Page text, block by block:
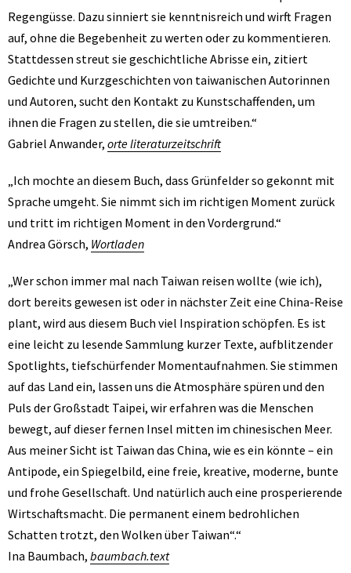
Regengüsse. Dazu sinniert sie kenntnisreich und wirft Fragen
auf, ohne die Begebenheit zu werten oder zu kommentieren.
Stattdessen streut sie geschichtliche Abrisse ein, zitiert
Gedichte und Kurzgeschichten von taiwanischen Autorinnen
und Autoren, sucht den Kontakt zu Kunstschaffenden, um
ihnen die Fragen zu stellen, die sie umtreiben.“
Gabriel Anwander, orte literaturzeitschrift
„Ich mochte an diesem Buch, dass Grünfelder so gekonnt mit
Sprache umgeht. Sie nimmt sich im richtigen Moment zurück
und tritt im richtigen Moment in den Vordergrund.“
Andrea Görsch, Wortladen
„Wer schon immer mal nach Taiwan reisen wollte (wie ich),
dort bereits gewesen ist oder in nächster Zeit eine China-Reise
plant, wird aus diesem Buch viel Inspiration schöpfen. Es ist
eine leicht zu lesende Sammlung kurzer Texte, aufblitzender
Spotlights, tiefschürfender Momentaufnahmen. Sie stimmen
auf das Land ein, lassen uns die Atmosphäre spüren und den
Puls der Großstadt Taipei, wir erfahren was die Menschen
bewegt, auf dieser fernen Insel mitten im chinesischen Meer.
Aus meiner Sicht ist Taiwan das China, wie es ein könnte – ein
Antipode, ein Spiegelbild, eine freie, kreative, moderne, bunte
und frohe Gesellschaft. Und natürlich auch eine prosperierende
Wirtschaftsmacht. Die permanent einem bedrohlichen
Schatten trotzt, den Wolken über Taiwan“.“
Ina Baumbach, baumbach.text